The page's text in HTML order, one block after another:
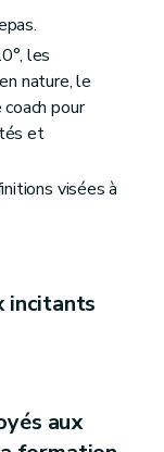
les
nature, le
pour
et
visées à
incitants
aux